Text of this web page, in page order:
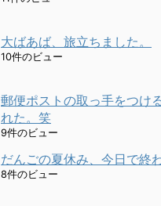
大ばあば、旅立ちました。
10件のビュー
郵便ポストの取っ手をつけ
れた。笑
9件のビュー
だんごの夏休み、今日で終わ
8件のビュー